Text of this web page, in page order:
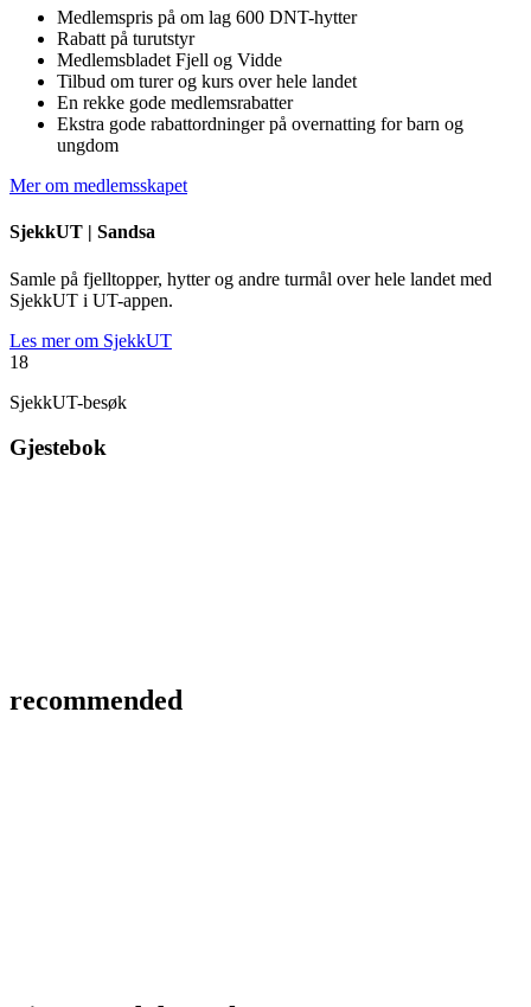
Medlemspris på om lag 600 DNT-hytter
Rabatt på turutstyr
Medlemsbladet Fjell og Vidde
Tilbud om turer og kurs over hele landet
En rekke gode medlemsrabatter
Ekstra gode rabattordninger på overnatting for barn og
ungdom
Mer om medlemsskapet
SjekkUT | Sandsa
Samle på fjelltopper, hytter og andre turmål over hele landet med
SjekkUT i UT-appen.
Les mer om SjekkUT
18
SjekkUT-besøk
Gjestebok
recommended